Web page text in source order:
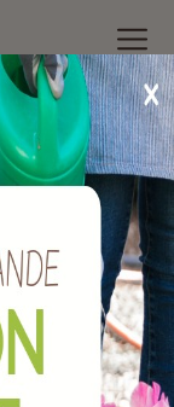
phytosanitaire/
anti-pucerons